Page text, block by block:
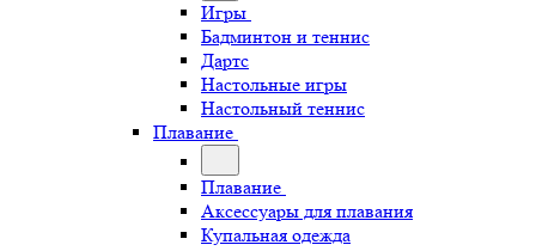
Игры
Бадминтон и теннис
Дартс
Настольные игры
Настольный теннис
Плавание
Плавание
Аксессуары для плавания
Купальная одежда